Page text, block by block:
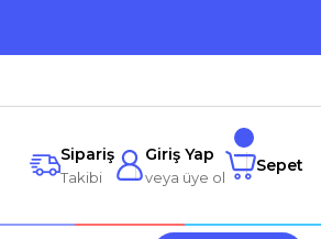
Sipariş
Takibi
Giriş Yap
veya üye ol
Sepet